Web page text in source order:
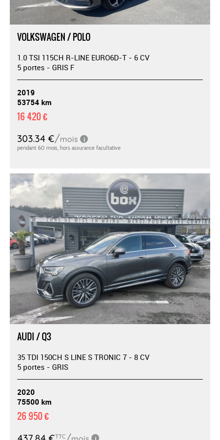
VOLKSWAGEN / POLO
1.0 TSI 115CH R-LINE EURO6D-T - 6 CV
5 portes - GRIS F
2019
53754 km
16 420 €
AUDI / Q3
35 TDI 150CH S LINE S TRONIC 7 - 8 CV
5 portes - GRIS
2020
75500 km
26 950 €